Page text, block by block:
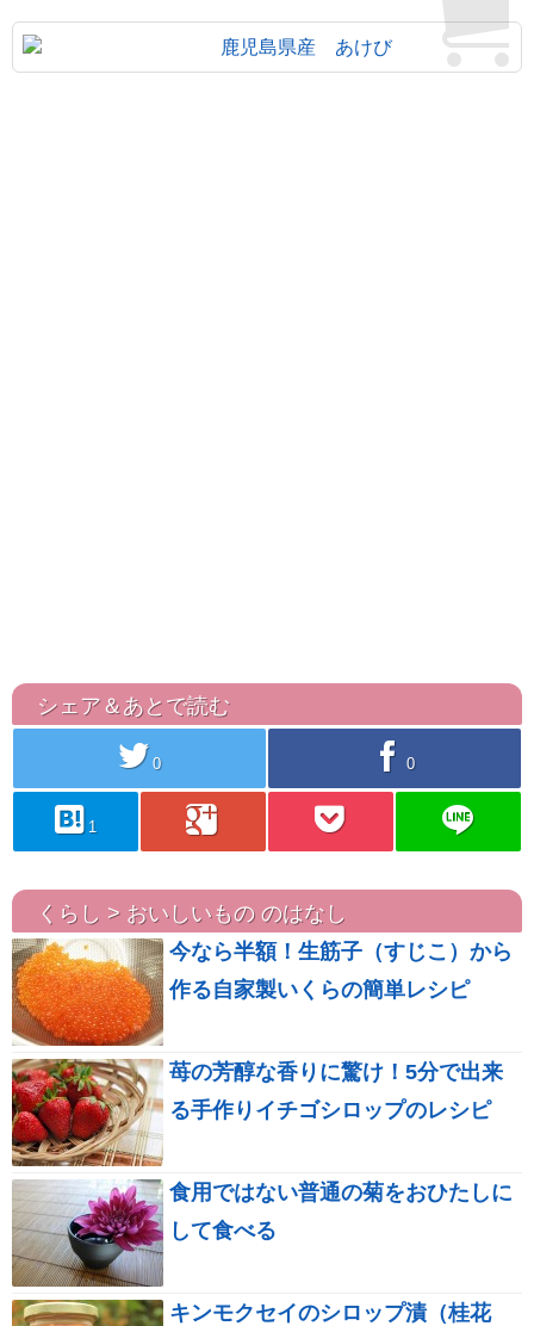
鹿児島県産 あけび
シェア＆あとで読む
twitter 0 facebook 0
hatebu 1 googleplus pocket line
くらし > おいしいもの のはなし
今なら半額！生筋子（すじこ）から
作る自家製いくらの簡単レシピ
苺の芳醇な香りに驚け！5分で出来
る手作りイチゴシロップのレシピ
食用ではない普通の菊をおひたしに
して食べる
キンモクセイのシロップ漬（桂花